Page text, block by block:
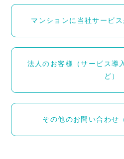
マンションに当社サービ
法⼈のお客様（サービス導
ど）
その他のお問い合わせ